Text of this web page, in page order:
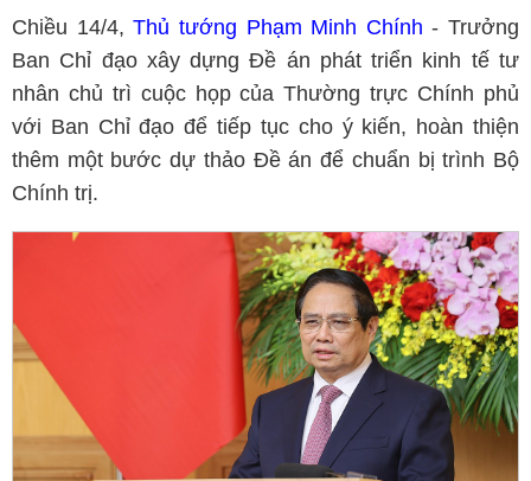
Chiều 14/4,Thủ tướng Phạm Minh Chính - Trưởng
Ban Chỉ đạo xây dựng Đề án phát triển kinh tế tư
nhân chủ trì cuộc họp của Thường trực Chính phủ
với Ban Chỉ đạo để tiếp tục cho ý kiến, hoàn thiện
thêm một bước dự thảo Đề án để chuẩn bị trình Bộ
Chính trị.